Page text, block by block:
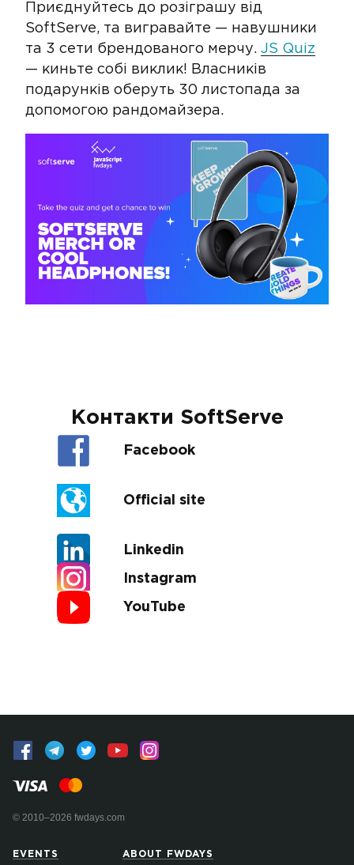
Приєднуйтесь до розіграшу від
SoftServe, та вигравайте — навушники
та 3 сети брендованого мерчу. JS Quiz
— киньте собі виклик! Власників
подарунків оберуть 30 листопада за
допомогою рандомайзера.
Контакти SoftServe
Facebook
Official site
Linkedin
Instagram
YouTube
© 2010–2026 fwdays.com
EVENTS ABOUT FWDAYS